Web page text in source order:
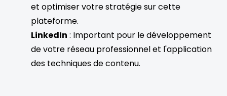
et optimiser votre stratégie sur cette
plateforme.
LinkedIn : Important pour le développement
de votre réseau professionnel et l'application
des techniques de contenu.